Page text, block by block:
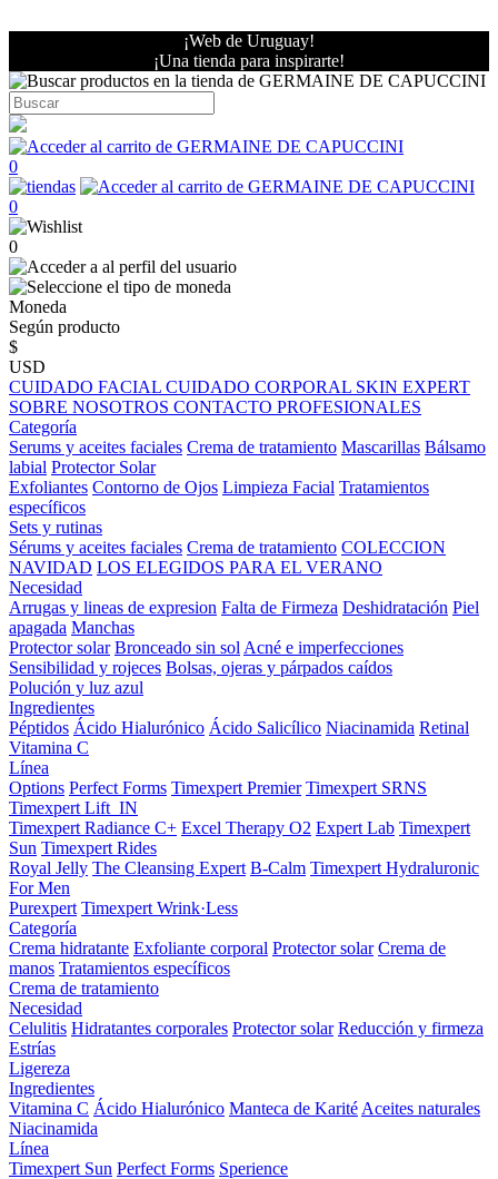
¡Web de Uruguay!
¡Una tienda para inspirarte!
0
0
0
Moneda
Según producto
$
USD
CUIDADO FACIAL CUIDADO CORPORAL SKIN EXPERT
SOBRE NOSOTROS CONTACTO PROFESIONALES
Categoría
Serums y aceites faciales Crema de tratamiento Mascarillas Bálsamo
labial Protector Solar
Exfoliantes Contorno de Ojos Limpieza Facial Tratamientos
específicos
Sets y rutinas
Sérums y aceites faciales Crema de tratamiento COLECCION
NAVIDAD LOS ELEGIDOS PARA EL VERANO
Necesidad
Arrugas y lineas de expresion Falta de Firmeza Deshidratación Piel
apagada Manchas
Protector solar Bronceado sin sol Acné e imperfecciones
Sensibilidad y rojeces Bolsas, ojeras y párpados caídos
Polución y luz azul
Ingredientes
Péptidos Ácido Hialurónico Ácido Salicílico Niacinamida Retinal
Vitamina C
Línea
Options Perfect Forms Timexpert Premier Timexpert SRNS
Timexpert Lift_IN
Timexpert Radiance C+ Excel Therapy O2 Expert Lab Timexpert
Sun Timexpert Rides
Royal Jelly The Cleansing Expert B-Calm Timexpert Hydraluronic
For Men
Purexpert Timexpert Wrink·Less
Categoría
Crema hidratante Exfoliante corporal Protector solar Crema de
manos Tratamientos específicos
Crema de tratamiento
Necesidad
Celulitis Hidratantes corporales Protector solar Reducción y firmeza
Estrías
Ligereza
Ingredientes
Vitamina C Ácido Hialurónico Manteca de Karité Aceites naturales
Niacinamida
Línea
Timexpert Sun Perfect Forms Sperience